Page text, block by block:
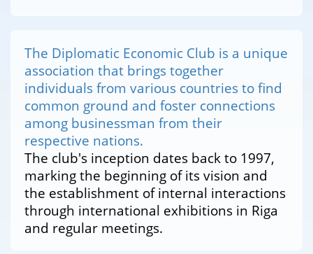
The Diplomatic Economic Club is a unique
association that brings together
individuals from various countries to find
common ground and foster connections
among businessman from their
respective nations.
The club's inception dates back to 1997,
marking the beginning of its vision and
the establishment of internal interactions
through international exhibitions in Riga
and regular meetings.